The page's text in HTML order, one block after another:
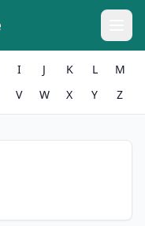
I J K L
M
V W X Y Z